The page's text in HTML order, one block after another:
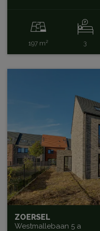
197 m² 3
ZOERSEL
Westmallebaan 5 a